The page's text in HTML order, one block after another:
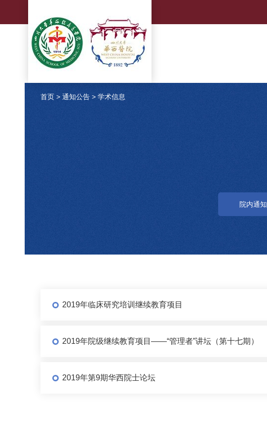
首页 > 通知公告 > 学术信息
院内通知
2019年临床研究培训继续教育项目
2019年院级继续教育项目——“管理者”讲坛（第十七期）
2019年第9期华西院士论坛